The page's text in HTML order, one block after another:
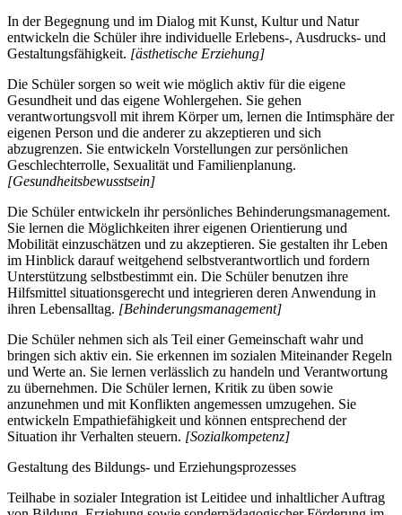
In der Begegnung und im Dialog mit Kunst, Kultur und Natur
entwickeln die Schüler ihre individuelle Erlebens-, Ausdrucks- und
Gestaltungsfähigkeit. [ästhetische Erziehung]
Die Schüler sorgen so weit wie möglich aktiv für die eigene
Gesundheit und das eigene Wohlergehen. Sie gehen
verantwortungsvoll mit ihrem Körper um, lernen die Intimsphäre der
eigenen Person und die anderer zu akzeptieren und sich
abzugrenzen. Sie entwickeln Vorstellungen zur persönlichen
Geschlechterrolle, Sexualität und Familienplanung.
[Gesundheitsbewusstsein]
Die Schüler entwickeln ihr persönliches Behinderungsmanagement.
Sie lernen die Möglichkeiten ihrer eigenen Orientierung und
Mobilität einzuschätzen und zu akzeptieren. Sie gestalten ihr Leben
im Hinblick darauf weitgehend selbstverantwortlich und fordern
Unterstützung selbstbestimmt ein. Die Schüler benutzen ihre
Hilfsmittel situationsgerecht und integrieren deren Anwendung in
ihren Lebensalltag. [Behinderungsmanagement]
Die Schüler nehmen sich als Teil einer Gemeinschaft wahr und
bringen sich aktiv ein. Sie erkennen im sozialen Miteinander Regeln
und Werte an. Sie lernen verlässlich zu handeln und Verantwortung
zu übernehmen. Die Schüler lernen, Kritik zu üben sowie
anzunehmen und mit Konflikten angemessen umzugehen. Sie
entwickeln Empathiefähigkeit und können entsprechend der
Situation ihr Verhalten steuern. [Sozialkompetenz]
Gestaltung des Bildungs- und Erziehungsprozesses
Teilhabe in sozialer Integration ist Leitidee und inhaltlicher Auftrag